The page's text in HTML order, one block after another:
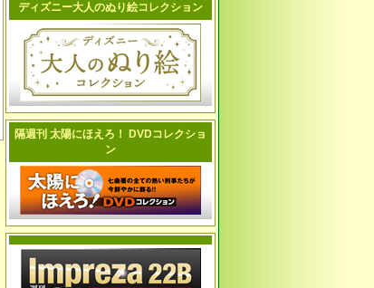
ディズニー大人のぬり絵コレクション
隔週刊 太陽にほえろ！ DVDコレクショ
ン